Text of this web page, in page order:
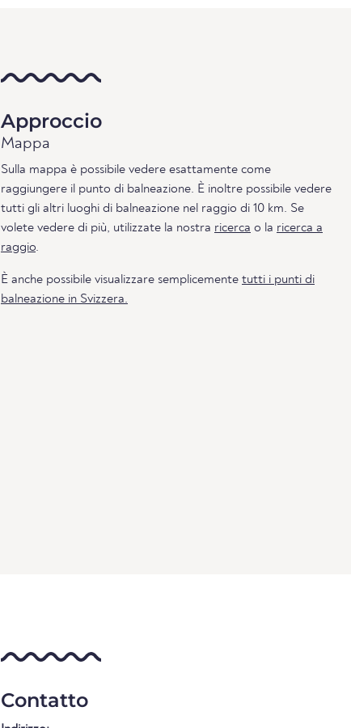
Approccio
Mappa
Sulla mappa è possibile vedere esattamente come
raggiungere il punto di balneazione. È inoltre possibile vedere
tutti gli altri luoghi di balneazione nel raggio di 10 km. Se
volete vedere di più, utilizzate la nostra ricerca o la ricerca a
raggio.
È anche possibile visualizzare semplicemente tutti i punti di
balneazione in Svizzera.
Contatto